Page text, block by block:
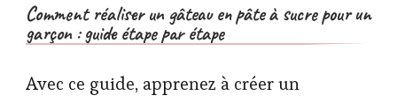
Comment réaliser un gâteau en pâte à sucre pour un
garçon : guide étape par étape
Avec ce guide, apprenez à créer un